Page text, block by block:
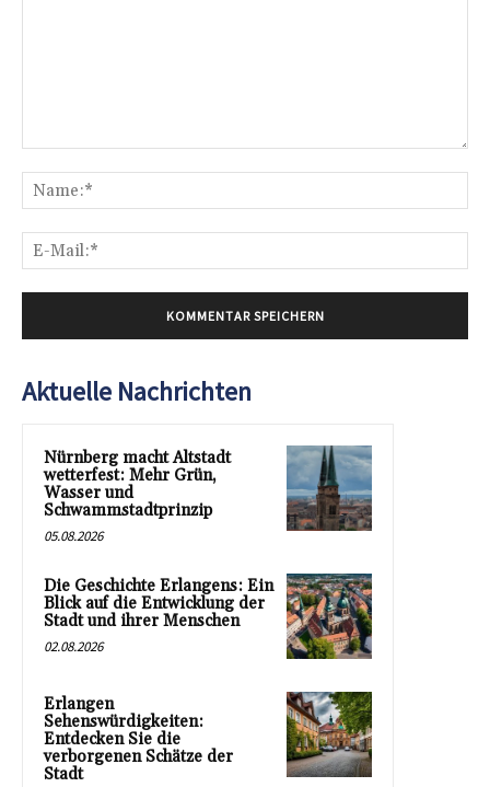
Aktuelle Nachrichten
Nürnberg macht Altstadt
wetterfest: Mehr Grün,
Wasser und
Schwammstadtprinzip
05.08.2026
Die Geschichte Erlangens: Ein
Blick auf die Entwicklung der
Stadt und ihrer Menschen
02.08.2026
Erlangen
Sehenswürdigkeiten:
Entdecken Sie die
verborgenen Schätze der
Stadt